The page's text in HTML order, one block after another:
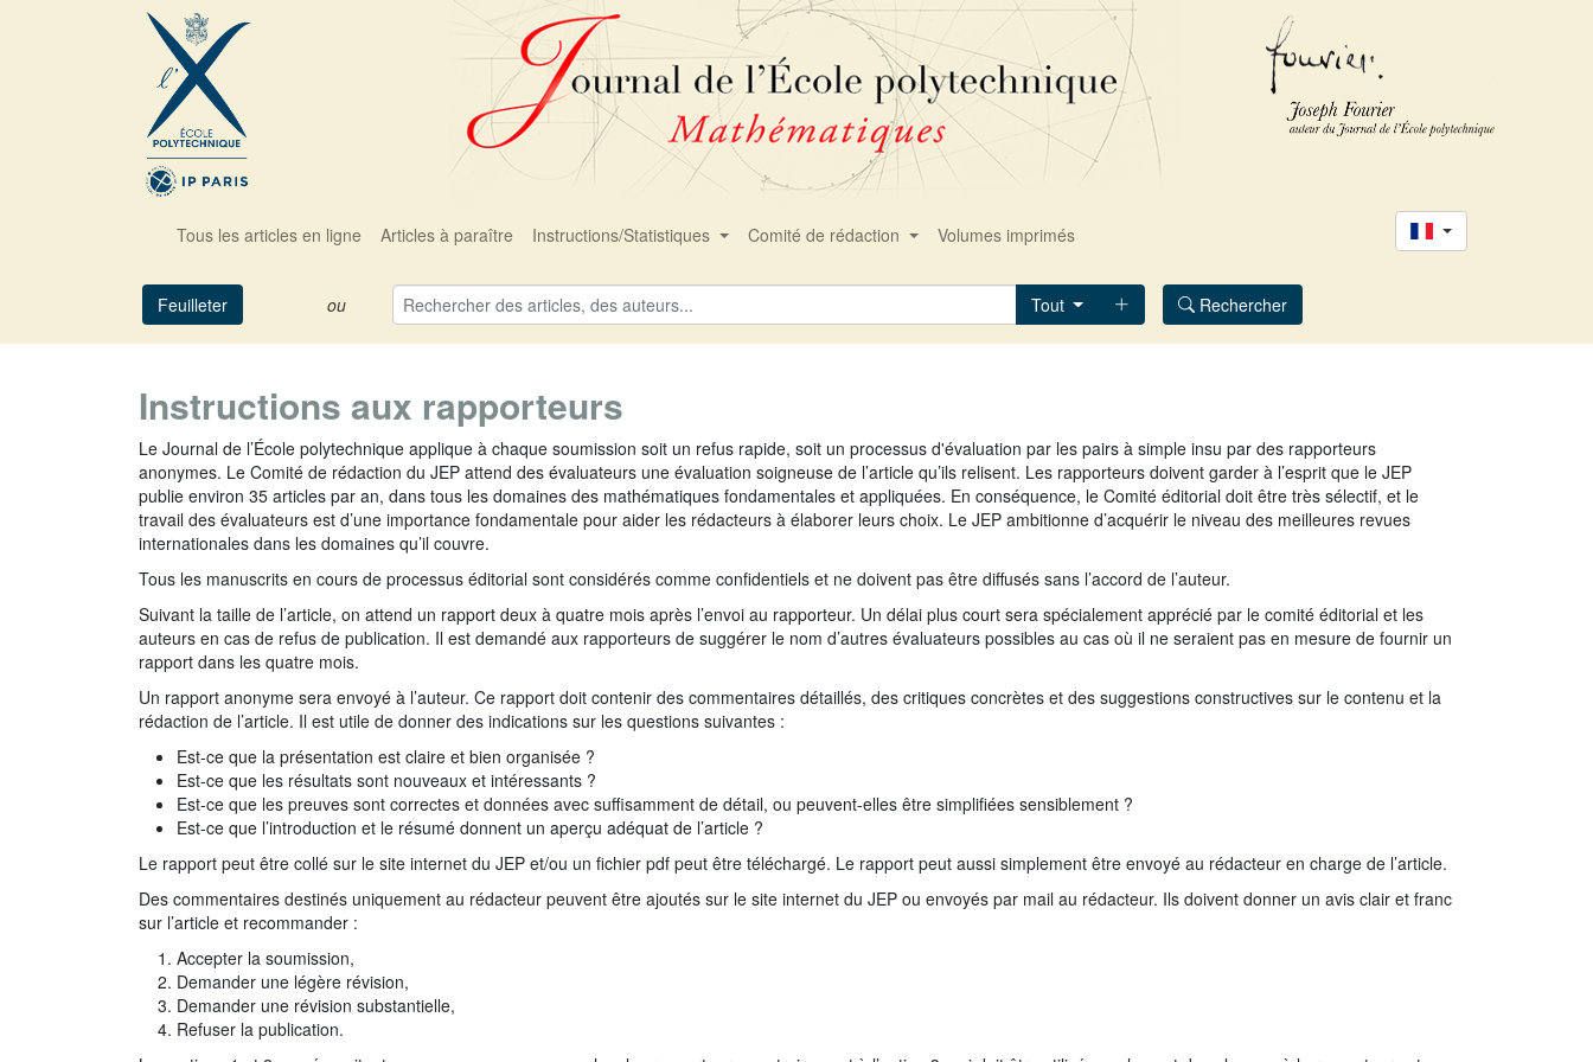
Tous les articles en ligne Articles à paraître Instructions/Statistiques Comité de rédaction Volumes imprimés
Feuilleter ou Tout Rechercher
Instructions aux rapporteurs
Le Journal de l’École polytechnique applique à chaque soumission soit un refus rapide, soit un processus d'évaluation par les pairs à simple insu par des rapporteurs
anonymes. Le Comité de rédaction du JEP attend des évaluateurs une évaluation soigneuse de l’article qu’ils relisent. Les rapporteurs doivent garder à l’esprit que le JEP
publie environ 35 articles par an, dans tous les domaines des mathématiques fondamentales et appliquées. En conséquence, le Comité éditorial doit être très sélectif, et le
travail des évaluateurs est d’une importance fondamentale pour aider les rédacteurs à élaborer leurs choix. Le JEP ambitionne d’acquérir le niveau des meilleures revues
internationales dans les domaines qu’il couvre.
Tous les manuscrits en cours de processus éditorial sont considérés comme confidentiels et ne doivent pas être diffusés sans l’accord de l’auteur.
Suivant la taille de l’article, on attend un rapport deux à quatre mois après l’envoi au rapporteur. Un délai plus court sera spécialement apprécié par le comité éditorial et les
auteurs en cas de refus de publication. Il est demandé aux rapporteurs de suggérer le nom d’autres évaluateurs possibles au cas où il ne seraient pas en mesure de fournir un
rapport dans les quatre mois.
Un rapport anonyme sera envoyé à l’auteur. Ce rapport doit contenir des commentaires détaillés, des critiques concrètes et des suggestions constructives sur le contenu et la
rédaction de l’article. Il est utile de donner des indications sur les questions suivantes :
Est-ce que la présentation est claire et bien organisée ?
Est-ce que les résultats sont nouveaux et intéressants ?
Est-ce que les preuves sont correctes et données avec suffisamment de détail, ou peuvent-elles être simplifiées sensiblement ?
Est-ce que l’introduction et le résumé donnent un aperçu adéquat de l’article ?
Le rapport peut être collé sur le site internet du JEP et/ou un fichier pdf peut être téléchargé. Le rapport peut aussi simplement être envoyé au rédacteur en charge de l’article.
Des commentaires destinés uniquement au rédacteur peuvent être ajoutés sur le site internet du JEP ou envoyés par mail au rédacteur. Ils doivent donner un avis clair et franc
sur l’article et recommander :
Accepter la soumission,
Demander une légère révision,
Demander une révision substantielle,
Refuser la publication.